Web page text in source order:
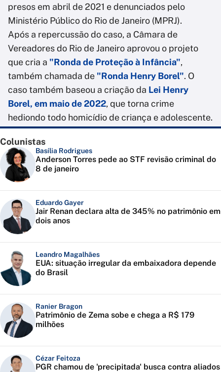
presos em abril de 2021 e denunciados pelo
Ministério Público do Rio de Janeiro (MPRJ).
Após a repercussão do caso, a Câmara de
Vereadores do Rio de Janeiro aprovou o projeto
que cria a "Ronda de Proteção à Infância",
também chamada de "Ronda Henry Borel". O
caso também baseou a criação da Lei Henry
Borel, em maio de 2022, que torna crime
hediondo todo homicídio de criança e adolescente.
Colunistas
Basília Rodrigues
Anderson Torres pede ao STF revisão criminal do
8 de janeiro
Eduardo Gayer
Jair Renan declara alta de 345% no patrimônio em
dois anos
Leandro Magalhães
EUA: situação irregular da embaixadora depende
do Brasil
Ranier Bragon
Patrimônio de Zema sobe e chega a R$ 179
milhões
Cézar Feitoza
PGR chamou de 'precipitada' busca contra aliados